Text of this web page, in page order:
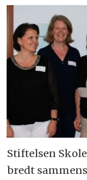
Stiftelsen
bredt